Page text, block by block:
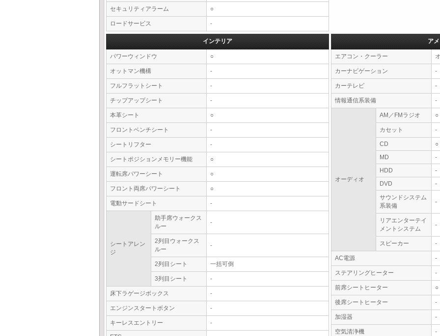
セキュリティアラーム ○
ロードサービス -
インテリア
パワーウィンドウ ○
オットマン機構 -
フルフラットシート -
チップアップシート -
本革シート ○
フロントベンチシート -
シートリフター -
シートポジションメモリー機能 ○
運転席パワーシート ○
フロント両席パワーシート ○
電動サードシート -
シートアレン
ジ
助手席ウォークス
ルー
-
2列目ウォークス
ルー
-
2列目シート 一括可倒
3列目シート -
床下ラゲージボックス -
エンジンスタートボタン -
キーレスエントリー -
ア
エアコン・クーラー
カーナビゲーション -
カーテレビ -
情報通信系装備 -
オーディオ
AM／FMラジオ ○
カセット -
CD
○
MD
-
HDD
-
DVD
-
サウンドシステム
系装備
-
リアエンターテイ
メントシステム
-
スピーカー -
AC電源 -
ステアリングヒーター -
前席シートヒーター ○
後席シートヒーター -
加湿器 -
空気清浄機 -